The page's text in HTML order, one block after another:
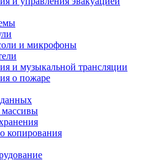
и микрофоны
и музыкальной трансляции
о пожаре
копирования